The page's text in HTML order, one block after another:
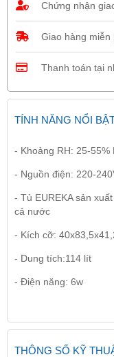
Chứng nhận
Giao hàng
Thanh toán tại
TÍNH NĂNG NỔI
- Khoảng RH: 25-55%
- Nguồn điện: 220-
- Tủ EUREKA sản
cả nước
- Kích cỡ:
- Dung tích:114 lít
- Điện năng: 6w
THÔNG SỐ KỸ